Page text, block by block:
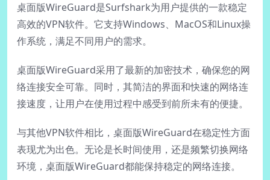
桌面版WireGuard是Surfshark为用户提供的一款稳定
高效的VPN软件。它支持Windows、MacOS和Linux操
作系统，满足不同用户的需求。
桌面版WireGuard采用了最新的加密技术，确保您的网
络连接安全可靠。同时，其简洁的界面和快速的网络连
接速度，让用户在使用过程中感受到前所未有的便捷。
与其他VPN软件相比，桌面版WireGuard在稳定性方面
表现尤为出色。无论是长时间使用，还是频繁切换网络
环境，桌面版WireGuard都能保持稳定的网络连接。